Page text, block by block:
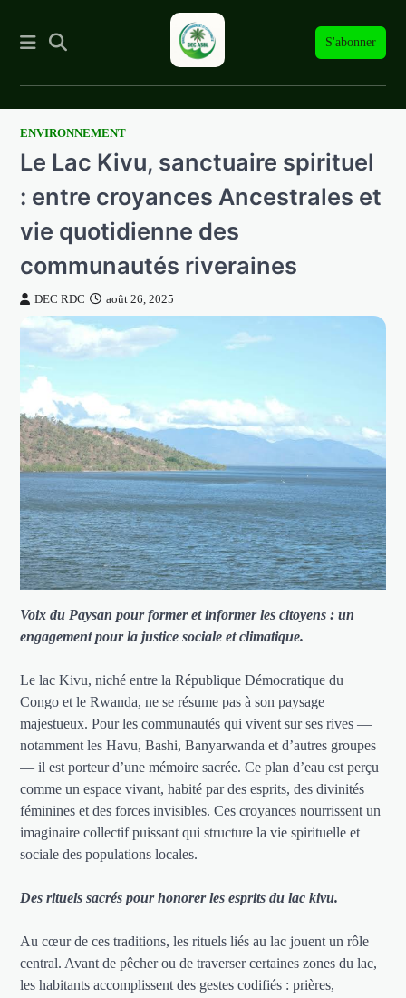
S'abonner
SkipENVIRONNEMENT
Le Lac Kivu, sanctuaire spirituel
: entre croyances Ancestrales et
vie quotidienne des
communautés riveraines
DEC RDC août 26, 2025
Voix du Paysan pour former et informer les citoyens : un
engagement pour la justice sociale et climatique.
Le lac Kivu, niché entre la République Démocratique du
Congo et le Rwanda, ne se résume pas à son paysage
majestueux. Pour les communautés qui vivent sur ses rives —
notamment les Havu, Bashi, Banyarwanda et d’autres groupes
— il est porteur d’une mémoire sacrée. Ce plan d’eau est perçu
comme un espace vivant, habité par des esprits, des divinités
féminines et des forces invisibles. Ces croyances nourrissent un
imaginaire collectif puissant qui structure la vie spirituelle et
sociale des populations locales.
Des rituels sacrés pour honorer les esprits du lac kivu.
Au cœur de ces traditions, les rituels liés au lac jouent un rôle
central. Avant de pêcher ou de traverser certaines zones du lac,
les habitants accomplissent des gestes codifiés : prières,